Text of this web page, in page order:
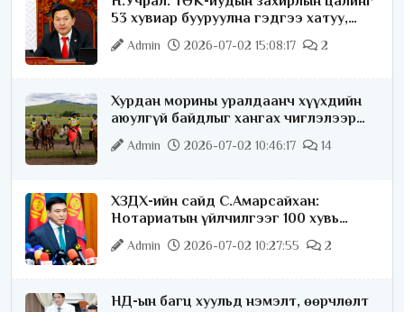
53 хувиар бууруулна гэдгээ хатуу,
хариуцлагатайгаар хэлье
Admin 2026-07-02 15:08:17 2
Хурдан морины уралдаанч хүүхдийн
аюулгүй байдлыг хангах чиглэлээр
ажиллаж байна
Admin 2026-07-02 10:46:17 14
ХЗДХ-ийн сайд С.Амарсайхан:
Нотариатын үйлчилгээг 100 хувь
цахимжуулна
Admin 2026-07-02 10:27:55 2
НД-ын багц хуульд нэмэлт, өөрчлөлт